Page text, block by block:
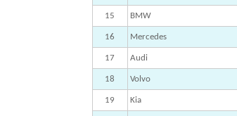
15 BMW
16 Mercedes
17 Audi
18 Volvo
19 Kia